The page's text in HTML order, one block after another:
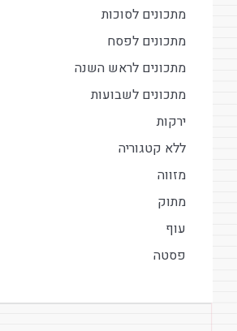
מתכונים לסוכות
מתכונים לפסח
מתכונים לראש השנה
מתכונים לשבועות
ירקות
ללא קטגוריה
מזווה
מתוק
עוף
פסטה